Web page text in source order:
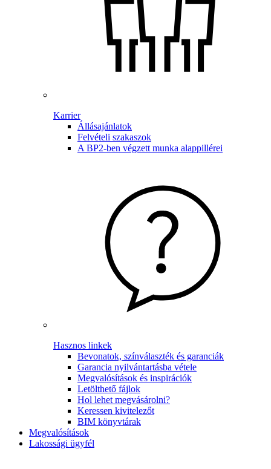
Karrier
Állásajánlatok
Felvételi szakaszok
A BP2-ben végzett munka alappillérei
Hasznos linkek
Bevonatok, színválaszték és garanciák
Garancia nyilvántartásba vétele
Megvalósítások és inspirációk
Letölthető fájlok
Hol lehet megvásárolni?
Keressen kivitelezőt
BIM könyvtárak
Megvalósítások
Lakossági ügyfél